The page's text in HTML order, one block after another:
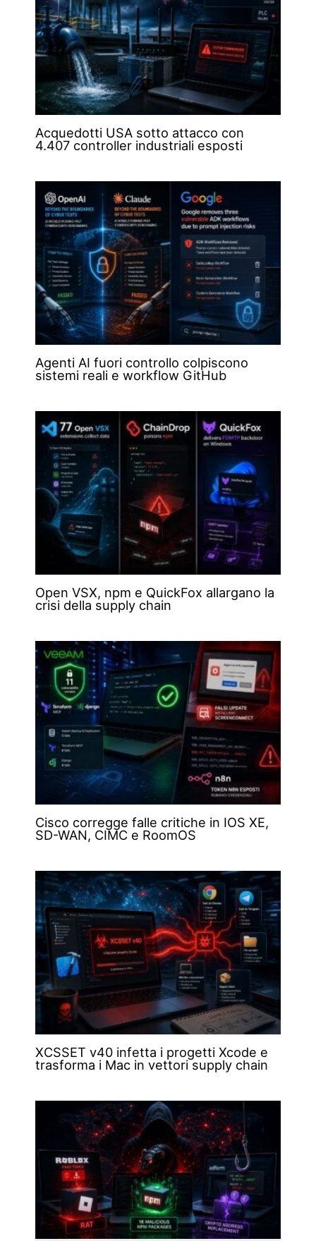
Acquedotti USA sotto attacco con
4.407 controller industriali esposti
Agenti AI fuori controllo colpiscono
sistemi reali e workflow GitHub
Open VSX, npm e QuickFox allargano la
crisi della supply chain
Cisco corregge falle critiche in IOS XE,
SD-WAN, CIMC e RoomOS
XCSSET v40 infetta i progetti Xcode e
trasforma i Mac in vettori supply chain